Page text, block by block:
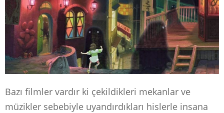
Bazı filmler vardır ki çekildikleri mekanlar ve
müzikler sebebiyle uyandırdıkları hislerle insana